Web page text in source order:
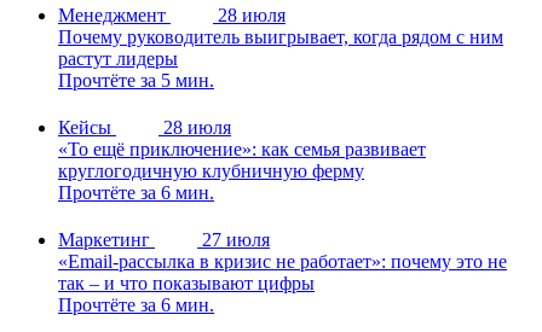
Менеджмент
28 июля
Почему руководитель выигрывает, когда рядом с ним
растут лидеры
Прочтёте за 5 мин.
Кейсы
28 июля
«То ещё приключение»: как семья развивает
круглогодичную клубничную ферму
Прочтёте за 6 мин.
Маркетинг
27 июля
«Email-рассылка в кризис не работает»: почему это не
так – и что показывают цифры
Прочтёте за 6 мин.